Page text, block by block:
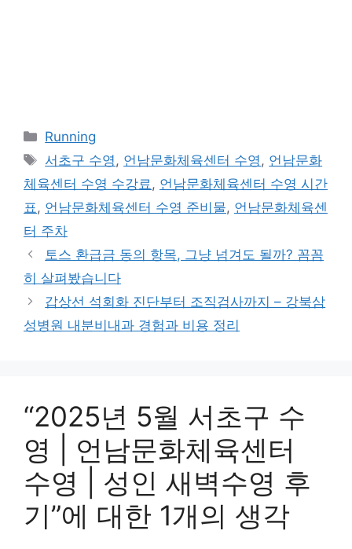
카
테
리
Running
태
그
서초구 수영, 언남문화체육센터 수영, 언남문화
체육센터 수영 수강료, 언남문화체육센터 수영 시간
표, 언남문화체육센터 수영 준비물, 언남문화체육센
터 주차
토스 환급금 동의 항목, 그냥 넘겨도 될까? 꼼꼼
히 살펴봤습니다
갑상선 석회화 진단부터 조직검사까지 – 강북삼
성병원 내분비내과 경험과 비용 정리
“2025년 5월 서초구 수
영 | 언남문화체육센터
수영 | 성인 새벽수영 후
기”에 대한 1개의 생각